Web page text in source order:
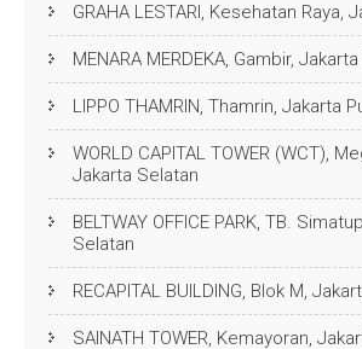
GRAHA LESTARI, Kesehatan Raya,
MENARA MERDEKA, Gambir,
LIPPO THAMRIN, Thamrin, Jakarta
WORLD CAPITAL TOWER (WCT),
Jakarta Selatan
BELTWAY OFFICE PARK, TB.
Selatan
RECAPITAL BUILDING, Blok M,
SAINATH TOWER, Kemayoran,